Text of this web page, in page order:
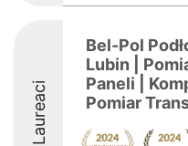
Laureaci
Bel-Pol
Lubin |
Paneli |
Pomiar